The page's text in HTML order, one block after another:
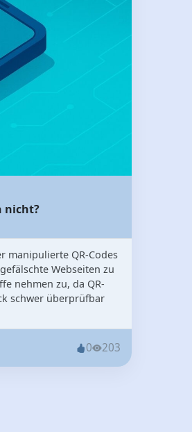
nicht?
manipulierte QR-Codes
Webseiten zu
nehmen zu, da QR-
schwer überprüfbar
0 203